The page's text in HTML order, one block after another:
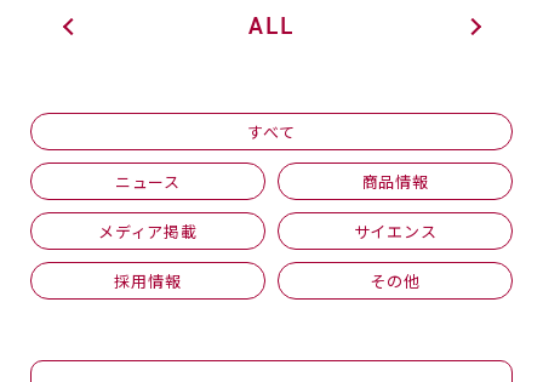
ALL
すべて
ニュース 商品情報
メディア掲載 サイエンス
採用情報 その他